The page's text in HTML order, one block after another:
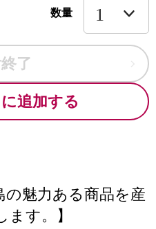
数量
了
追加する
の魅力ある商品を産
す。】